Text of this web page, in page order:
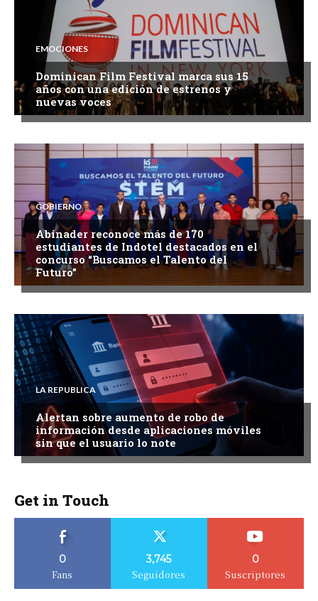
EMOCIONES
Dominican Film Festival marca sus 15
años con una edición de estrenos y
nuevas voces
GOBIERNO
Abinader reconoce más de 170
estudiantes de Indotel destacados en el
concurso “Buscamos el Talento del
Futuro”
LA REPUBLICA
Alertan sobre aumento de robo de
información desde aplicaciones móviles
sin que el usuario lo note
Get in Touch
0
Fans
3,745
Seguidores
0
Suscriptores